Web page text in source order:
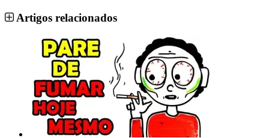
Artigos relacionados